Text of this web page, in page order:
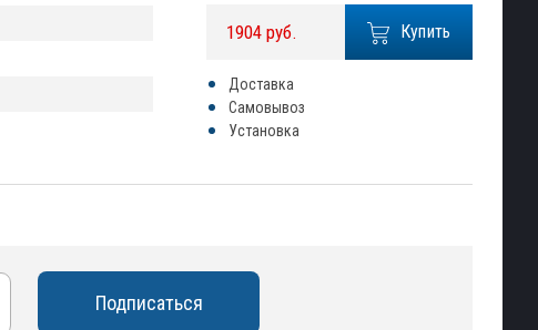
Купить
1904 руб.
Доставка
Самовывоз
Установка